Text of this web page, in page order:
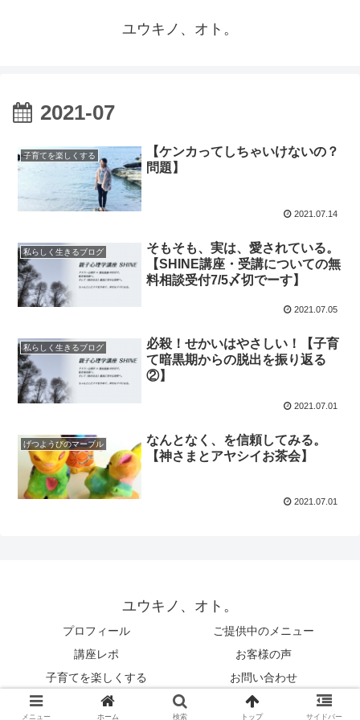
ユウキノ、オト。
2021-07
子育てを楽しくする
【ケンカってしちゃいけないの？
問題】
2021.07.14
私らしく生きるブログ
そもそも、実は、愛されている。
【SHINE講座・受講についての無
料相談受付7/5〆切でーす】
2021.07.05
私らしく生きるブログ
必殺！せかいはやさしい！【子育
て暗黒期からの脱出を振り返る
②】
2021.07.01
げつようびのマーブル
なんとなく、を信頼してみる。
【神さまとアヤシイお茶会】
2021.07.01
ユウキノ、オト。
プロフィール
ご提供中のメニュー
講座レポ
お客様の声
子育てを楽しくする
お問い合わせ
© 2019 ユウキノ、オト。.
メニュー ホーム 検索 トップ サイドバー